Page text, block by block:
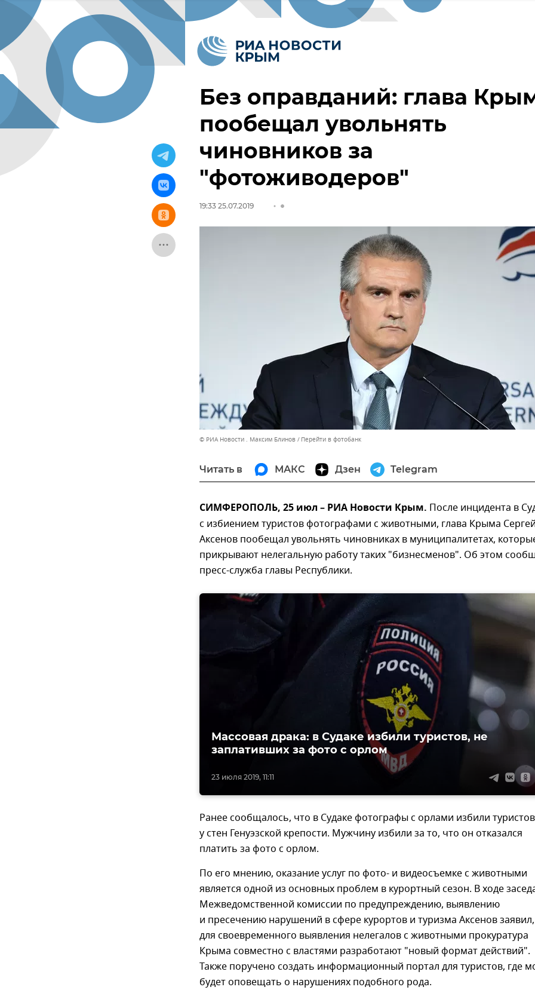
Без оправданий: глава
пообещал увольнять
чиновников за
"фотоживодеров"
19:33 25.07.2019
© РИА Новости . Максим Блинов Перейти в фотобанк
Читать в МАКС Дзен Telegram
СИМФЕРОПОЛЬ, 25 июл – РИА Новости Крым. После инцидента в
с избиением туристов фотографами с животными, глава Крыма
Аксенов пообещал увольнять чиновниках в муниципалитетах,
прикрывают нелегальную работу таких "бизнесменов". Об этом
пресс-служба главы Республики.
23 июля 2019, 11:11
Массовая драка: в Судаке избили туристов, не
заплативших за фото с орлом
Ранее сообщалось, что в Судаке фотографы с орлами избили туристов
у стен Генуэзской крепости. Мужчину избили за то, что он отказался
платить за фото с орлом.
По его мнению, оказание услуг по фото- и видеосъемке с животными
является одной из основных проблем в курортный сезон. В ходе
Межведомственной комиссии по предупреждению, выявлению
и пресечению нарушений в сфере курортов и туризма Аксенов
для своевременного выявления нелегалов с животными прокуратура
Крыма совместно с властями разработают "новый формат действий".
Также поручено создать информационный портал для туристов, где
будет оповещать о нарушениях подобного рода.